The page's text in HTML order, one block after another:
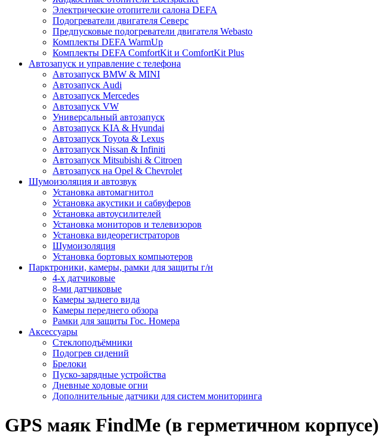
Электрические отопители салона DEFA
Подогреватели двигателя Северс
Предпусковые подогреватели двигателя Webasto
Комплекты DEFA WarmUp
Комплекты DEFA ComfortKit и ComfortKit Plus
Автозапуск и управление с телефона
Автозапуск BMW & MINI
Автозапуск Audi
Автозапуск Mercedes
Автозапуск VW
Универсальный автозапуск
Автозапуск KIA & Hyundai
Автозапуск Toyota & Lexus
Автозапуск Nissan & Infiniti
Автозапуск Mitsubishi & Citroen
Автозапуск на Opel & Chevrolet
Шумоизоляция и автозвук
Установка автомагнитол
Установка акустики и сабвуферов
Установка автоусилителей
Установка мониторов и телевизоров
Установка видеорегистраторов
Шумоизоляция
Установка бортовых компьютеров
Парктроники, камеры, рамки для защиты г/н
4-х датчиковые
8-ми датчиковые
Камеры заднего вида
Камеры переднего обзора
Рамки для защиты Гос. Номера
Аксессуары
Стеклоподъёмники
Подогрев сидений
Брелоки
Пуско-зарядные устройства
Дневные ходовые огни
Дополнительные датчики для систем мониторинга
GPS маяк FindMe (в герметичном корпусе)